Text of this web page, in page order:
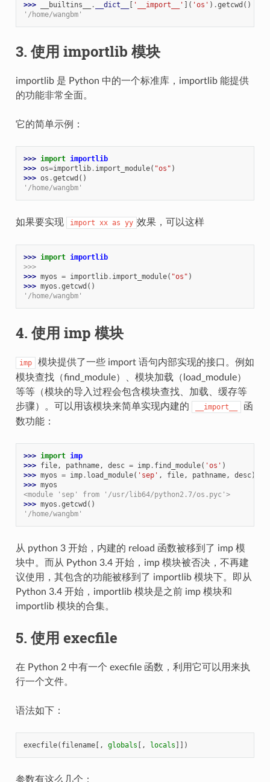
>>> __builtins__ . __dict__ '__import__' ]( 'os' ) .getcwd ()
'/home/wangbm'
3. 使用 importlib 模块
importlib 是 Python 中的一个标准库，importlib 能提供
的功能非常全面。
它的简单示例：
>>> import importlib
>>> os=importlib. import_module( "os" )
>>> os .getcwd ()
'/home/wangbm'
如果要实现 import xx as yy 效果，可以这样
>>> import importlib
>>>
>>> myos = importlib. import_module( "os" )
>>> myos .getcwd ()
'/home/wangbm'
4. 使用 imp 模块
imp
模块提供了一些 import 语句内部实现的接口。例如
模块查找（find_module）、模块加载（load_module）
等等（模块的导入过程会包含模块查找、加载、缓存等
步骤）。可以用该模块来简单实现内建的
__import__
函
数功能：
>>> import imp
>>> file, pathname, desc = imp. find_module( 'os' )
>>> myos = imp. load_module( 'sep' , file, pathname, desc)
>>> myos
<module 'sep' from '/usr/lib64/python2.7/os.pyc'>
>>> myos .getcwd ()
'/home/wangbm'
从 python 3 开始，内建的 reload 函数被移到了 imp 模
块中。而从 Python 3.4 开始，imp 模块被否决，不再建
议使用，其包含的功能被移到了 importlib 模块下。即从
Python 3.4 开始，importlib 模块是之前 imp 模块和
importlib 模块的合集。
5. 使用 execfile
在 Python 2 中有一个 execfile 函数，利用它可以用来执
行一个文件。
语法如下：
execfile( filename[, globals [, locals ]])
参数有这么几个：